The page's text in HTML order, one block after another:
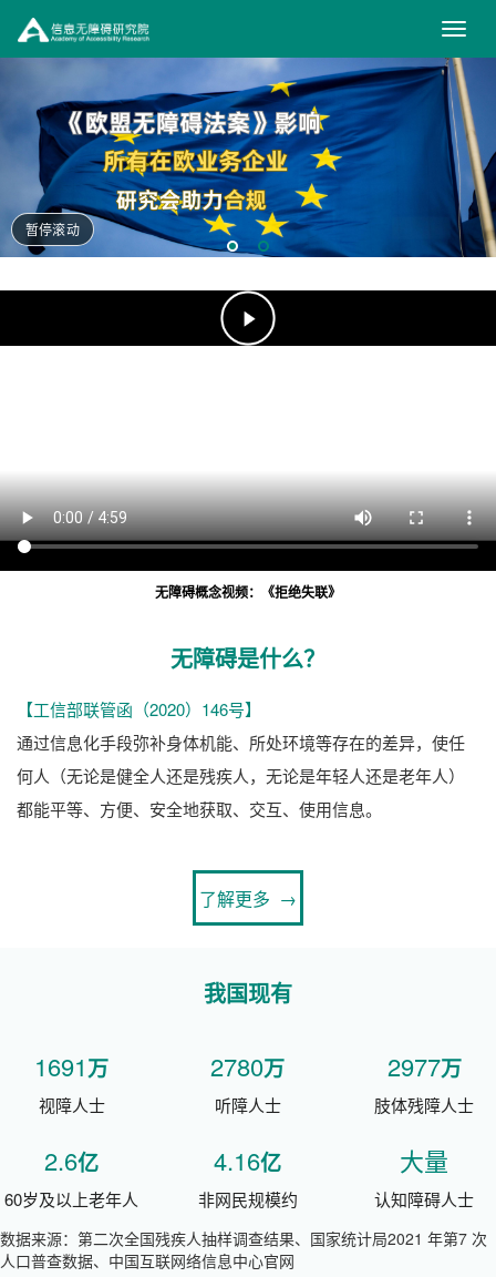
信
息
无
障
碍
研
究
新
暂停滚动
无障碍概念视频：《拒绝失联》
无障碍是什么？
【工信部联管函（2020）146号】
通过信息化手段弥补身体机能、所处环境等存在的差异，使任
何人（无论是健全人还是残疾人，无论是年轻人还是老年人）
都能平等、方便、安全地获取、交互、使用信息。
了解更多 →
我国现有
1691万
视障人士
2780万
听障人士
2977万
肢体残障人士
2.6亿
60岁及以上老年人
4.16亿
非网民规模约
大量
认知障碍人士
数据来源：第二次全国残疾人抽样调查结果、国家统计局2021 年第7 次
人口普查数据、中国互联网络信息中心官网